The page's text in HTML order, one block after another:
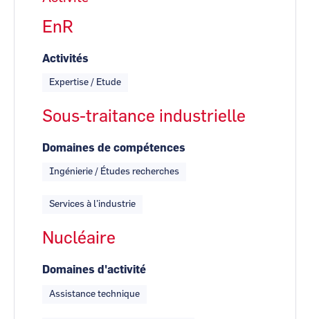
EnR
Activités
Expertise / Etude
Sous-traitance industrielle
Domaines de compétences
Ingénierie / Études recherches
Services à l’industrie
Nucléaire
Domaines d'activité
Assistance technique